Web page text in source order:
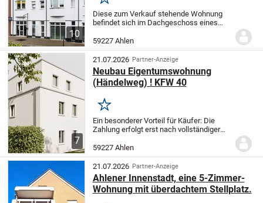
10
Diese zum Verkauf stehende Wohnung
befindet sich im Dachgeschoss eines
ist die Wohnung vermietet, wobei die
Jahresnettokaltmiete 5.160 € beträgt.
Gemäß der...
59227 Ahlen
7
21.07.2026 Partner-Anzeige
Neubau Eigentumswohnung
(Händelweg) ! KFW 40
Merken
Ein besonderer Vorteil für Käufer: Die
Zahlung erfolgt erst nach vollständiger
Wohnung. Dies bietet Ihnen ein hohes
Maß an Sicherheit und Transparenz
während...
59227 Ahlen
21.07.2026 Partner-Anzeige
Ahlener Innenstadt, eine 5-Zimmer-
Wohnung mit überdachtem Stellplatz.